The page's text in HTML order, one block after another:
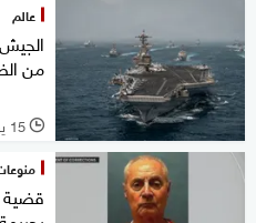
عالم
من
l 15 يوليو 2026
قضية